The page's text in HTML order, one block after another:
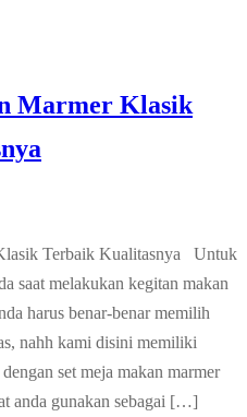
Marmer Klasik
Terbaik Kualitasnya Untuk
saat melakukan kegitan makan
harus benar-benar memilih
nahh kami disini memiliki
set meja makan marmer
anda gunakan sebagai […]